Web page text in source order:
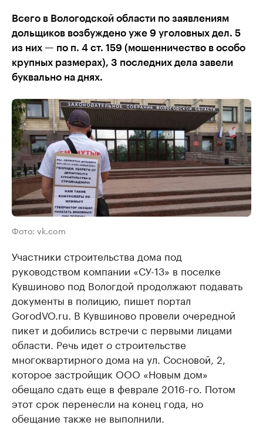
Всего в Вологодской области по заявлениям
дольщиков возбуждено уже 9 уголовных дел. 5
из них — по п. 4 ст. 159 (мошенничество в особо
крупных размерах), 3 последних дела завели
буквально на днях.
Фото: vk.com
Участники строительства дома под
руководством компании «СУ-13» в поселке
Кувшиново под Вологдой продолжают подавать
документы в полицию, пишет портал
GorodVO.ru. В Кувшиново провели очередной
пикет и добились встречи с первыми лицами
области. Речь идет о строительстве
многоквартирного дома на ул. Сосновой, 2,
которое застройщик ООО «Новым дом»
обещало сдать еще в феврале 2016-го. Потом
этот срок перенесли на конец года, но
обещание также не выполнили.